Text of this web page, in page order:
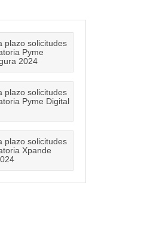
plazo solicitudes
Pyme
2024
plazo solicitudes
Pyme Digital
plazo solicitudes
Xpande